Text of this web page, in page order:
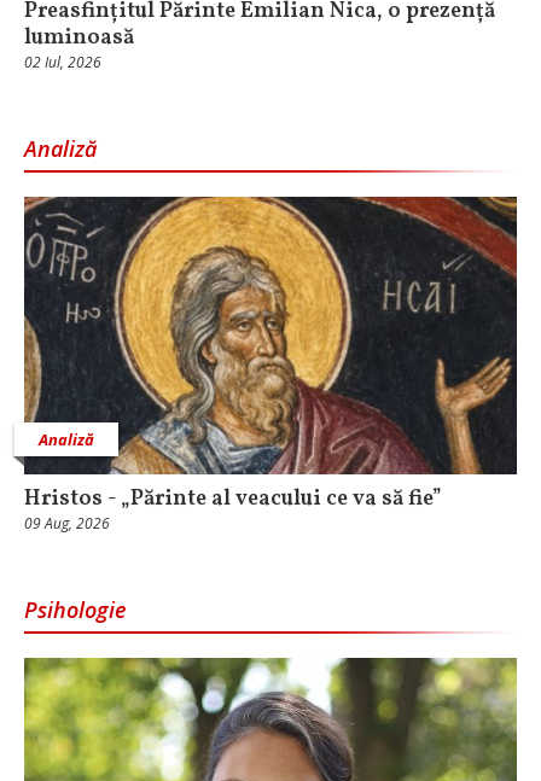
Preasfințitul Părinte Emilian Nica, o prezență
luminoasă
02 Iul, 2026
Analiză
Analiză
Hristos - „Părinte al veacului ce va să fie”
09 Aug, 2026
Psihologie